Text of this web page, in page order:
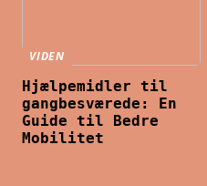
VIDEN
Hjælpemidler til
gangbesværede: En
Guide til Bedre
Mobilitet